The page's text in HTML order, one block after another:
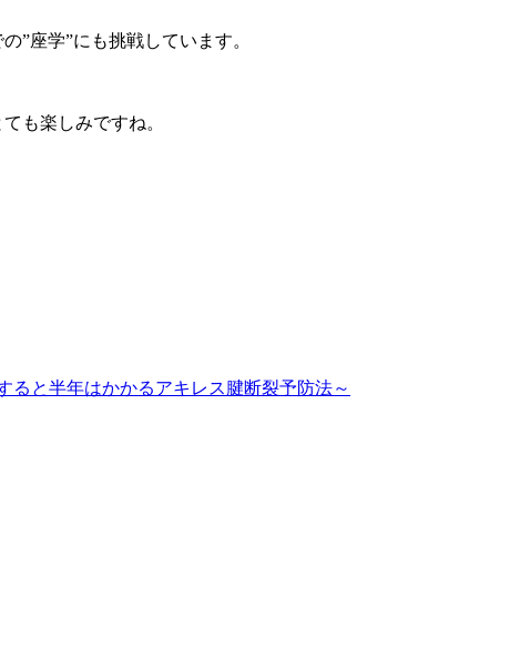
”座学”にも挑戦しています。
も楽しみですね。
と半年はかかるアキレス腱断裂予防法～